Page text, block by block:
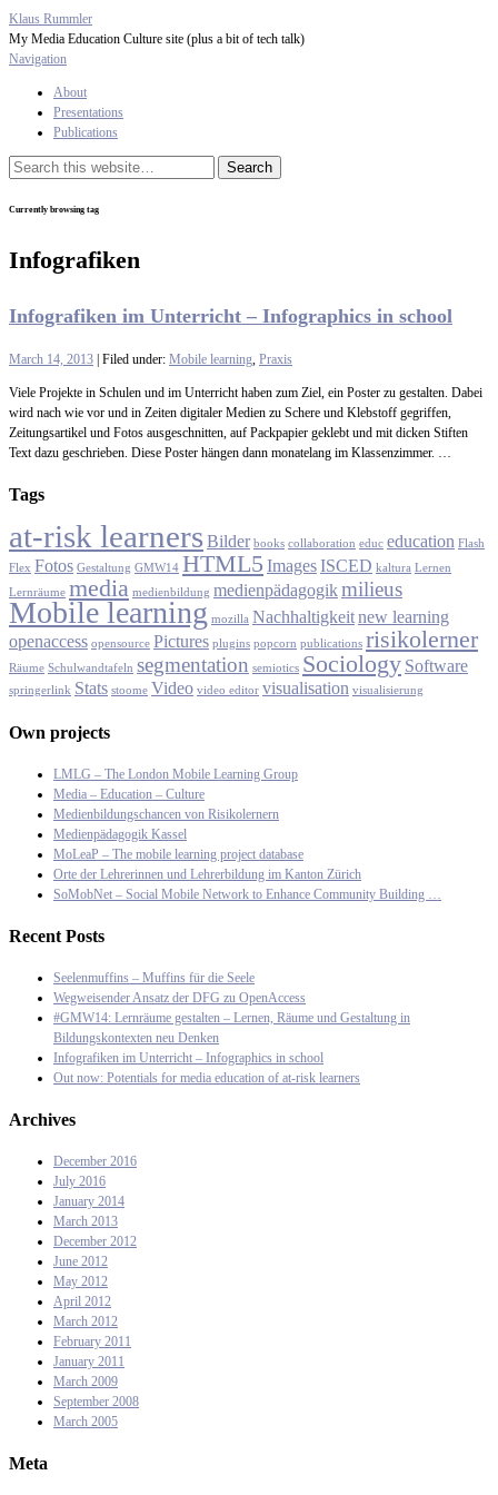
Klaus Rummler
My Media Education Culture site (plus a bit of tech talk)
Navigation
About
Presentations
Publications
Currently browsing tag
Infografiken
Infografiken im Unterricht – Infographics in school
March 14, 2013 | Filed under: Mobile learning Praxis
Viele Projekte in Schulen und im Unterricht haben zum Ziel, ein Poster zu gestalten. Dabei
wird nach wie vor und in Zeiten digitaler Medien zu Schere und Klebstoff gegriffen,
Zeitungsartikel und Fotos ausgeschnitten, auf Packpapier geklebt und mit dicken Stiften
Text dazu geschrieben. Diese Poster hängen dann monatelang im Klassenzimmer. …
Tags
at-risk learnersBilder books collaboration educ education Flash
Flex Fotos Gestaltung GMW14 HTML5 ImagesISCED kaltura Lernen
Lernräume media medienbildung medienpädagogikmilieus
Mobile learning mozilla Nachhaltigkeitnew learning
openaccess opensource Pictures plugins popcorn publications risikolerner
Räume Schulwandtafeln segmentation semiotics Sociology Software
springerlink Stats stoome Video video editor visualisation visualisierung
Own projects
LMLG – The London Mobile Learning Group
Media – Education – Culture
Medienbildungschancen von Risikolernern
Medienpädagogik Kassel
MoLeaP – The mobile learning project database
Orte der Lehrerinnen und Lehrerbildung im Kanton Zürich
SoMobNet – Social Mobile Network to Enhance Community Building …
Recent Posts
Seelenmuffins – Muffins für die Seele
Wegweisender Ansatz der DFG zu OpenAccess
#GMW14: Lernräume gestalten – Lernen, Räume und Gestaltung in
Bildungskontexten neu Denken
Infografiken im Unterricht – Infographics in school
Out now: Potentials for media education of at-risk learners
Archives
December 2016
July 2016
January 2014
March 2013
December 2012
June 2012
May 2012
April 2012
March 2012
February 2011
January 2011
March 2009
September 2008
March 2005
Meta